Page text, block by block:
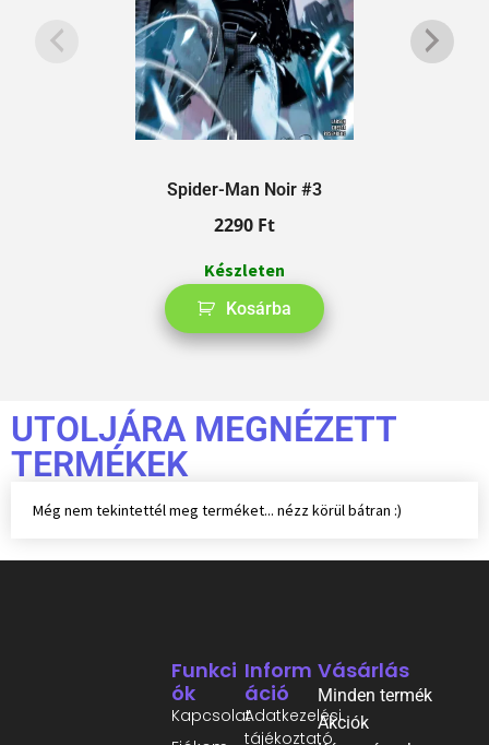
Spider-Man Noir #3
2290 Ft
Készleten
Kosárba
UTOLJÁRA MEGNÉZETT
TERMÉKEK
Még nem tekintettél meg terméket... nézz körül bátran :)
Inform
Áció
Adatkezelési
tájékoztató
Funkci
Ók
Kapcsolat
Vásárlás
Minden termék
Akciók